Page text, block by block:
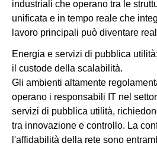
industriali che operano tra le
unificata e in tempo reale che
lavoro principali può diventare
Energia e servizi di pubblica
il custode della scalabilità.
Gli ambienti altamente
operano i responsabili IT nel
servizi di pubblica utilità,
tra innovazione e controllo. La
l'affidabilità della rete sono